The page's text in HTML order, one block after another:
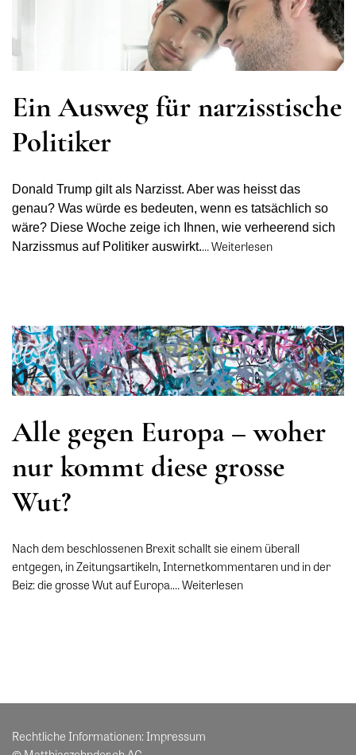
Ein Ausweg für narzisstische
Politiker
Donald Trump gilt als Narzisst. Aber was heisst das
genau? Was würde es bedeuten, wenn es tatsächlich so
wäre? Diese Woche zeige ich Ihnen, wie verheerend sich
Narzissmus auf Politiker auswirkt.…Weiterlesen
Alle gegen Europa – woher
nur kommt diese grosse
Wut?
Nach dem beschlossenen Brexit schallt sie einem überall
entgegen, in Zeitungsartikeln, Internetkommentaren und in der
Beiz: die grosse Wut auf Europa.…Weiterlesen
Rechtliche Informationen: Impressum